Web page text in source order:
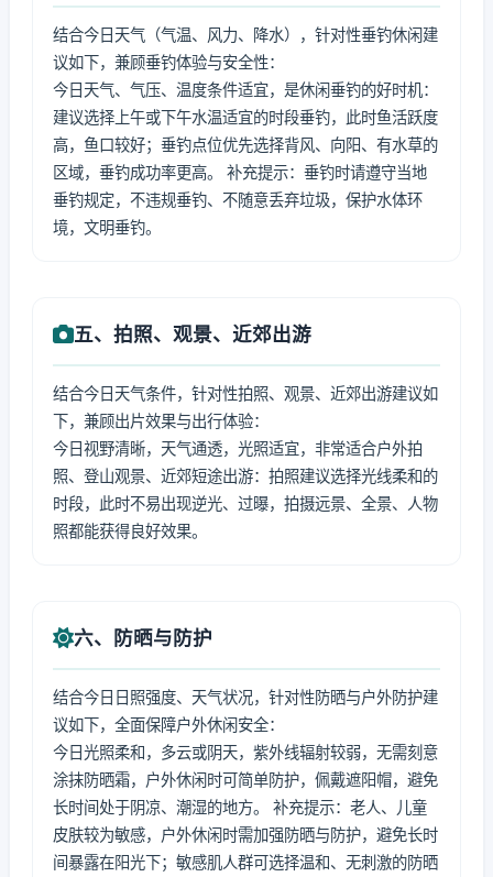
结合今日天气（气温、风力、降水），针对性垂钓休闲建
议如下，兼顾垂钓体验与安全性：
今日天气、气压、温度条件适宜，是休闲垂钓的好时机：
建议选择上午或下午水温适宜的时段垂钓，此时鱼活跃度
高，鱼口较好；垂钓点位优先选择背风、向阳、有水草的
区域，垂钓成功率更高。 补充提示：垂钓时请遵守当地
垂钓规定，不违规垂钓、不随意丢弃垃圾，保护水体环
境，文明垂钓。
五、拍照、观景、近郊出游
结合今日天气条件，针对性拍照、观景、近郊出游建议如
下，兼顾出片效果与出行体验：
今日视野清晰，天气通透，光照适宜，非常适合户外拍
照、登山观景、近郊短途出游：拍照建议选择光线柔和的
时段，此时不易出现逆光、过曝，拍摄远景、全景、人物
照都能获得良好效果。
六、防晒与防护
结合今日日照强度、天气状况，针对性防晒与户外防护建
议如下，全面保障户外休闲安全：
今日光照柔和，多云或阴天，紫外线辐射较弱，无需刻意
涂抹防晒霜，户外休闲时可简单防护，佩戴遮阳帽，避免
长时间处于阴凉、潮湿的地方。 补充提示：老人、儿童
皮肤较为敏感，户外休闲时需加强防晒与防护，避免长时
间暴露在阳光下；敏感肌人群可选择温和、无刺激的防晒